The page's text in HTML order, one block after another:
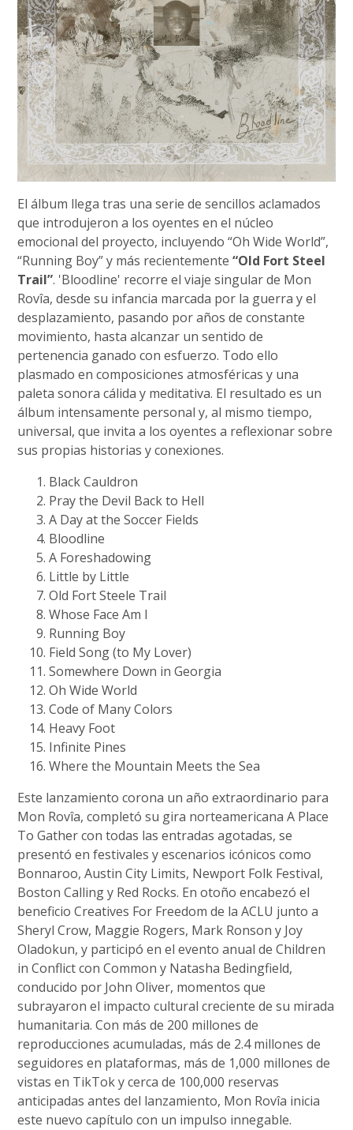
El álbum llega tras una serie de sencillos aclamados
que introdujeron a los oyentes en el núcleo
emocional del proyecto, incluyendo “Oh Wide World”,
“Running Boy” y más recientemente“Old Fort Steel
Trail”. 'Bloodline' recorre el viaje singular de Mon
Rovîa, desde su infancia marcada por la guerra y el
desplazamiento, pasando por años de constante
movimiento, hasta alcanzar un sentido de
pertenencia ganado con esfuerzo. Todo ello
plasmado en composiciones atmosféricas y una
paleta sonora cálida y meditativa. El resultado es un
álbum intensamente personal y, al mismo tiempo,
universal, que invita a los oyentes a reflexionar sobre
sus propias historias y conexiones.
Black Cauldron
Pray the Devil Back to Hell
A Day at the Soccer Fields
Bloodline
A Foreshadowing
Little by Little
Old Fort Steele Trail
Whose Face Am I
Running Boy
Field Song (to My Lover)
Somewhere Down in Georgia
Oh Wide World
Code of Many Colors
Heavy Foot
Infinite Pines
Where the Mountain Meets the Sea
Este lanzamiento corona un año extraordinario para
Mon Rovîa, completó su gira norteamericana A Place
To Gather con todas las entradas agotadas, se
presentó en festivales y escenarios icónicos como
Bonnaroo, Austin City Limits, Newport Folk Festival,
Boston Calling y Red Rocks. En otoño encabezó el
beneficio Creatives For Freedom de la ACLU junto a
Sheryl Crow, Maggie Rogers, Mark Ronson y Joy
Oladokun, y participó en el evento anual de Children
in Conflict con Common y Natasha Bedingfield,
conducido por John Oliver, momentos que
subrayaron el impacto cultural creciente de su mirada
humanitaria. Con más de 200 millones de
reproducciones acumuladas, más de 2.4 millones de
seguidores en plataformas, más de 1,000 millones de
vistas en TikTok y cerca de 100,000 reservas
anticipadas antes del lanzamiento, Mon Rovîa inicia
este nuevo capítulo con un impulso innegable.